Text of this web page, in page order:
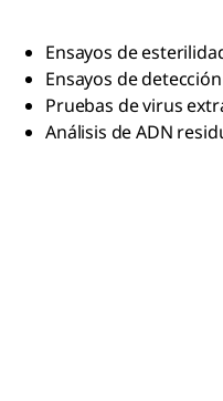
Ensayos de
Ensayos de
Pruebas de virus
Análisis de ADN